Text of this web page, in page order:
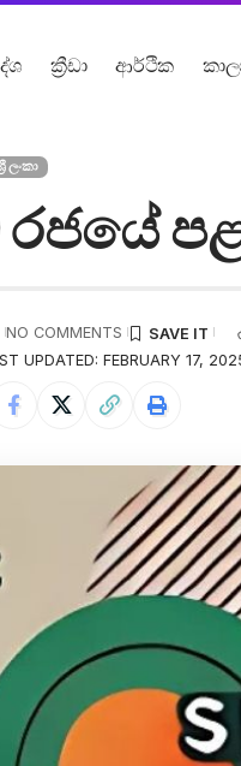
ක්‍රීඩා ආර්ථික
ලංකා
UPDATED: FEBRUARY 17,
NO COMMENTS